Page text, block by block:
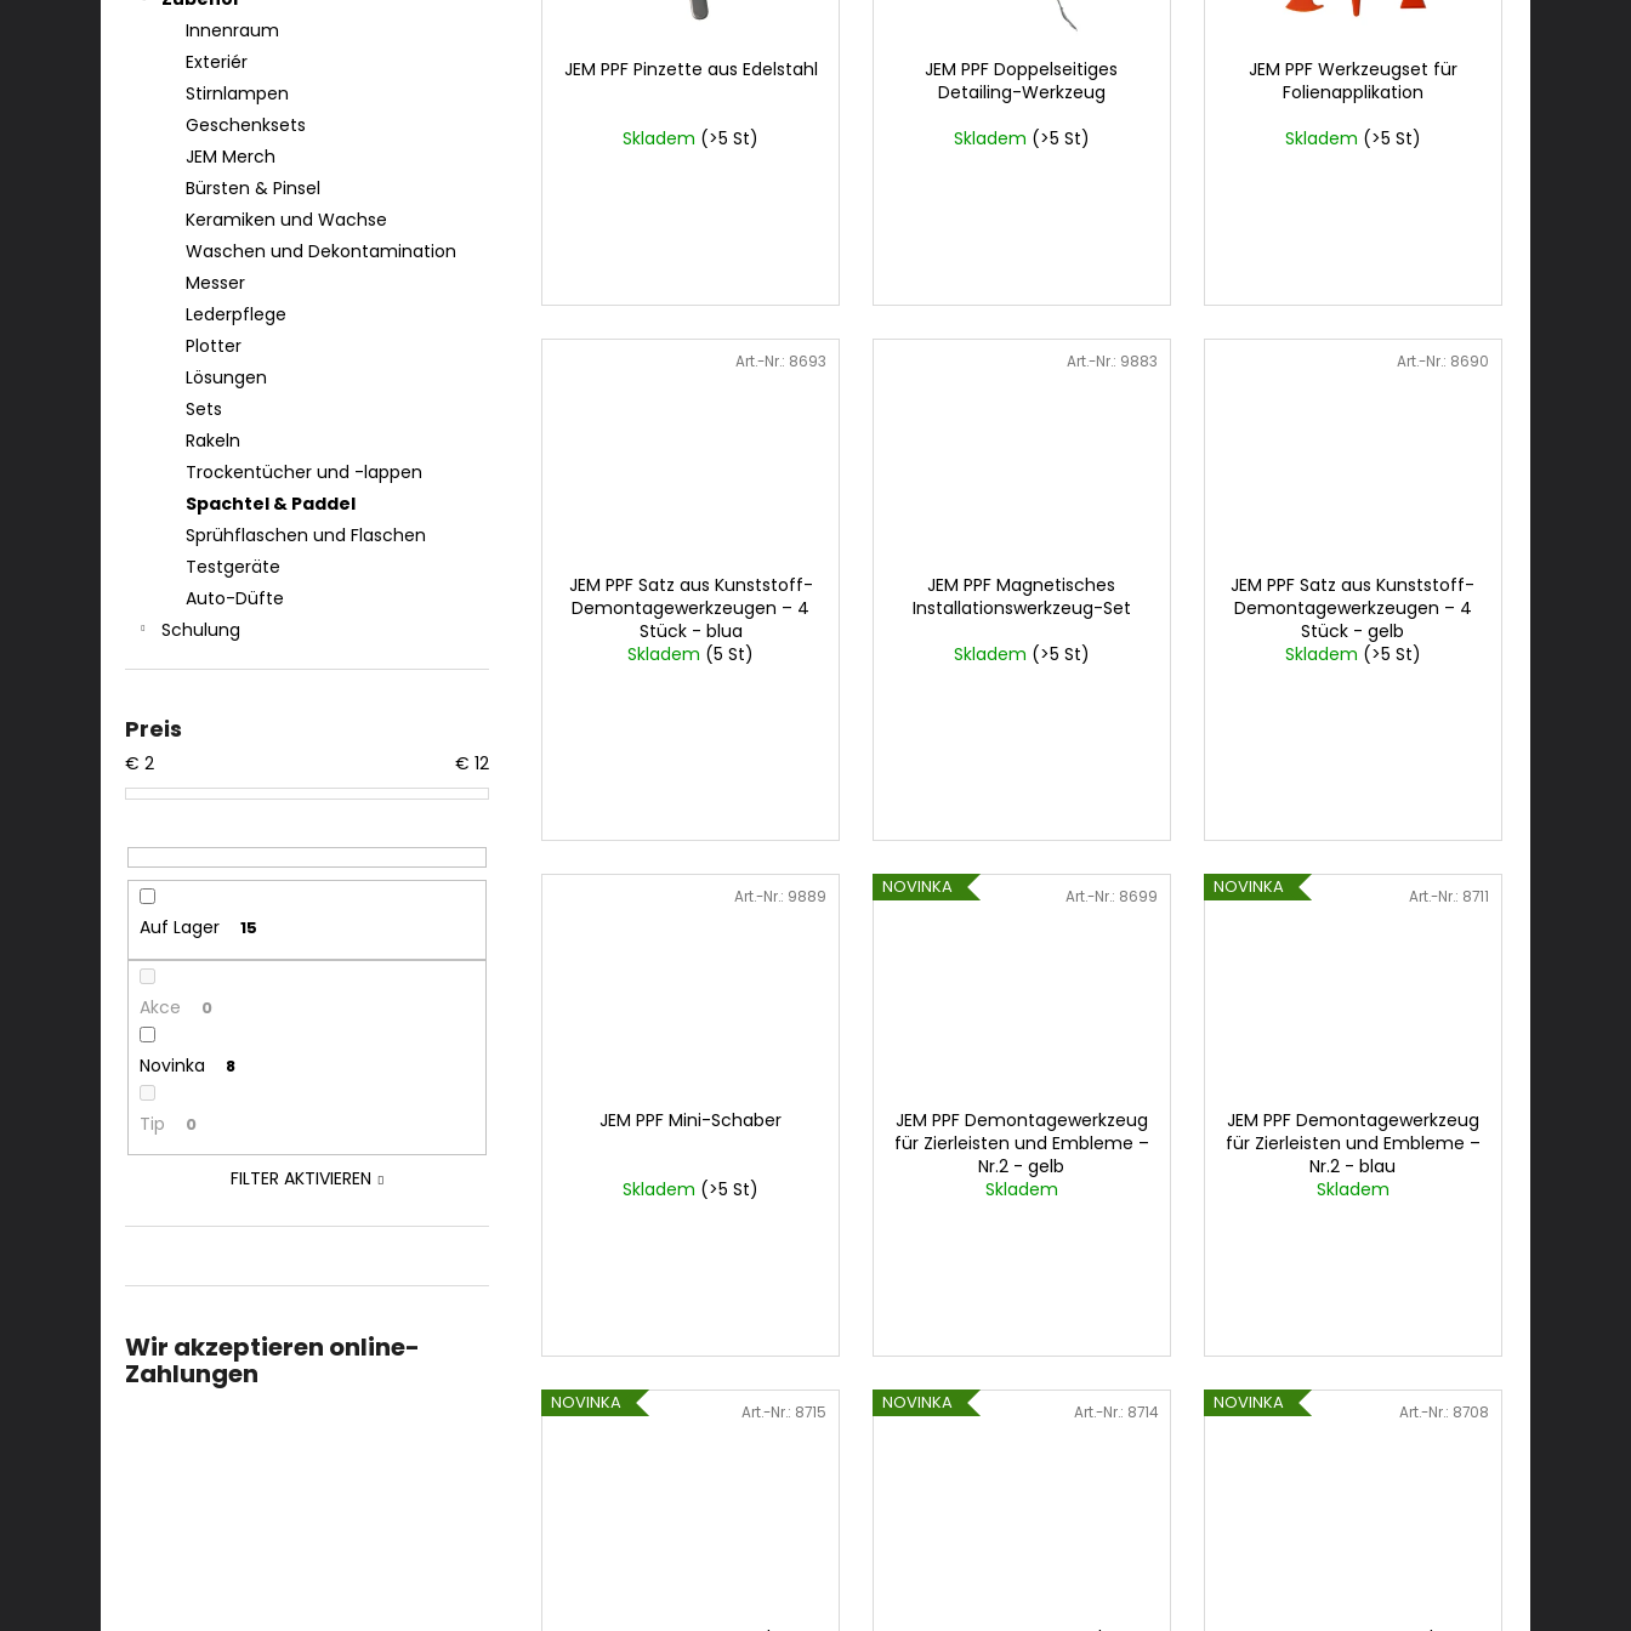
Innenraum
Exteriér
Stirnlampen
Geschenksets
JEM Merch
Bürsten & Pinsel
Keramiken und Wachse
Waschen und Dekontamination
Messer
Lederpflege
Plotter
Lösungen
Sets
Rakeln
Trockentücher und -lappen
Spachtel & Paddel
Sprühflaschen und Flaschen
Testgeräte
Auto-Düfte
Schulung
Preis
€ 2 € 12
Auf Lager 15
Akce 0
Novinka 8
Tip 0
FILTER AKTIVIEREN
Wir akzeptieren online-
Zahlungen
JEM PPF Pinzette aus Edelstahl
Skladem (>5 St)
JEM PPF Doppelseitiges
Detailing-Werkzeug
Skladem (>5 St)
JEM PPF Werkzeugset für
Folienapplikation
Skladem (>5 St)
JEM PPF Satz aus Kunststoff-
Demontagewerkzeugen – 4
Stück - blua
Skladem (5 St)
Art.-Nr.: 8693
JEM PPF Magnetisches
Installationswerkzeug-Set
Skladem (>5 St)
Art.-Nr.: 9883
JEM PPF Satz aus Kunststoff-
Demontagewerkzeugen – 4
Stück - gelb
Skladem (>5 St)
Art.-Nr.: 8690
JEM PPF Mini-Schaber
Skladem (>5 St)
Art.-Nr.: 9889 NOVINKA
JEM PPF Demontagewerkzeug
für Zierleisten und Embleme –
Nr.2 - gelb
Skladem
Art.-Nr.: 8699 NOVINKA
JEM PPF Demontagewerkzeug
für Zierleisten und Embleme –
Nr.2 - blau
Skladem
Art.-Nr.: 8711
NOVINKA Art.-Nr.: 8715 NOVINKA Art.-Nr.: 8714 NOVINKA Art.-Nr.: 8708